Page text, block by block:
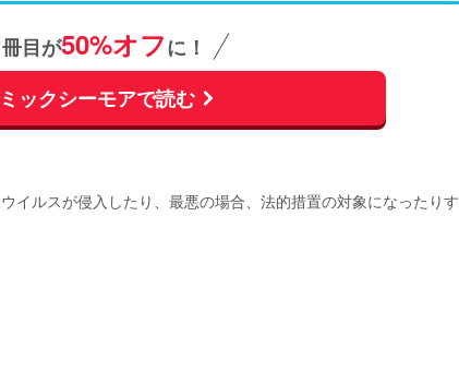
目が50%オフに！
ックシーモアで読む
イルスが侵入したり、最悪の場合、法的措置の対象になったりす